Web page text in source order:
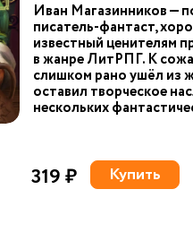
Иван Магазинников —
писатель-фантаст,
известный ценителям
в жанре ЛитРПГ. К
слишком рано ушёл из
оставил творческое
нескольких
319 ₽ Купить